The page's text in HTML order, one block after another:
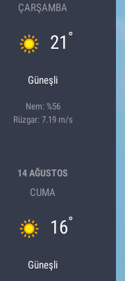
ÇARŞAMBA
21 °
Güneşli
Nem: %56
Rüzgar: 7.19 m/s
14 AĞUSTOS
CUMA
16°
Güneşli